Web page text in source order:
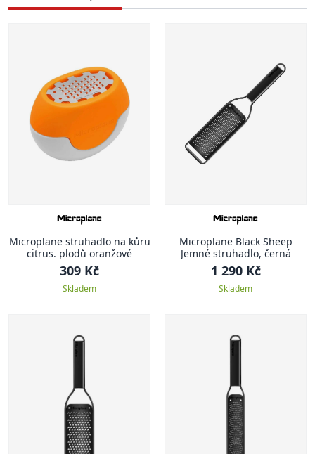
Microplane struhadlo na kůru
citrus. plodů oranžové
309 Kč
Skladem
Microplane Black Sheep
Jemné struhadlo, černá
1 290 Kč
Skladem